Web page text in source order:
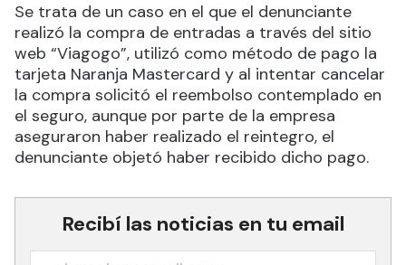
Se trata de un caso en el que el denunciante
realizó la compra de entradas a través del sitio
web “Viagogo”, utilizó como método de pago la
tarjeta Naranja Mastercard y al intentar cancelar
la compra solicitó el reembolso contemplado en
el seguro, aunque por parte de la empresa
aseguraron haber realizado el reintegro, el
denunciante objetó haber recibido dicho pago.
Recibí las noticias en tu email